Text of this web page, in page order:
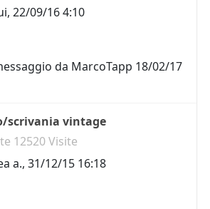
, 22/09/16 4:10
da MarcoTapp 18/02/17
scrivania vintage
12520 Visite
a., 31/12/15 16:18